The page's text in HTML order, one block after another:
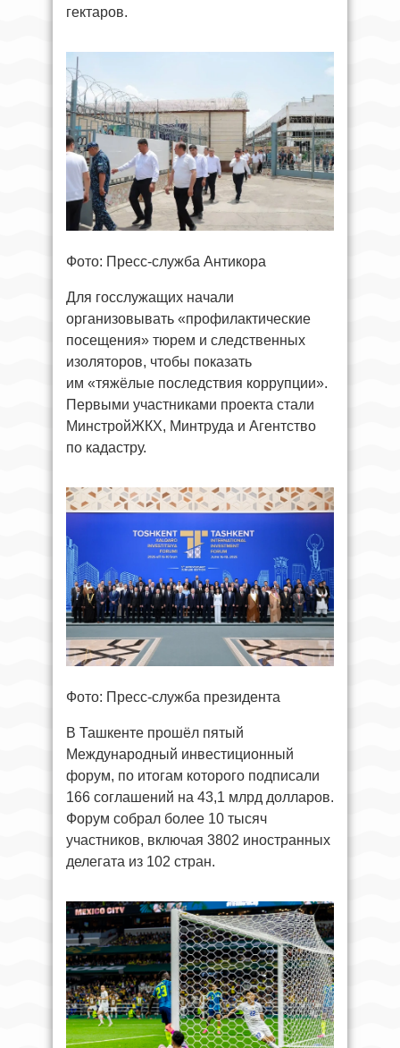
гектаров.
Фото: Пресс-служба Антикора
Для госслужащих начали
организовывать «профилактические
посещения» тюрем и следственных
изоляторов, чтобы показать
им «тяжёлые последствия коррупции».
Первыми участниками проекта стали
МинстройЖКХ, Минтруда и Агентство
по кадастру.
Фото: Пресс-служба президента
В Ташкенте прошёл пятый
Международный инвестиционный
форум, по итогам которого подписали
166 соглашений на 43,1 млрд долларов.
Форум собрал более 10 тысяч
участников, включая 3802 иностранных
делегата из 102 стран.